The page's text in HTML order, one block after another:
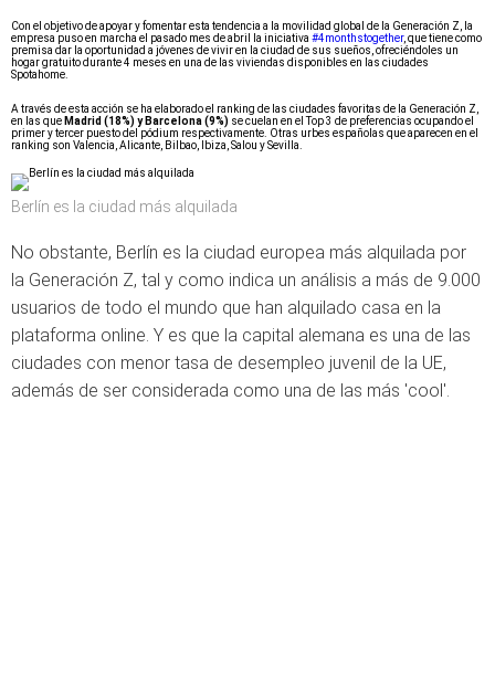
Con el objetivo de apoyar y fomentar esta tendencia a la movilidad global de la Generación Z, la
empresa puso en marcha el pasado mes de abril la iniciativa #4monthstogether, que tiene como
premisa dar la oportunidad a jóvenes de vivir en la ciudad de sus sueños, ofreciéndoles un
hogar gratuito durante 4 meses en una de las viviendas disponibles en las ciudades
Spotahome.
A través de esta acción se ha elaborado el ranking de las ciudades favoritas de la Generación Z,
en las que Madrid (18%) y Barcelona (9%) se cuelan en el Top 3 de preferencias ocupando el
primer y tercer puesto del pódium respectivamente. Otras urbes españolas que aparecen en el
ranking son Valencia, Alicante, Bilbao, Ibiza, Salou y Sevilla.
Berlín es la ciudad más alquilada
No obstante, Berlín es la ciudad europea más alquilada por
la Generación Z, tal y como indica un análisis a más de 9.000
usuarios de todo el mundo que han alquilado casa en la
plataforma online. Y es que la capital alemana es una de las
ciudades con menor tasa de desempleo juvenil de la UE,
además de ser considerada como una de las más 'cool'.